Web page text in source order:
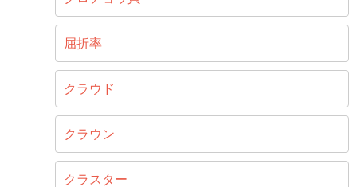
屈折率
クラウド
クラウン
クラスター